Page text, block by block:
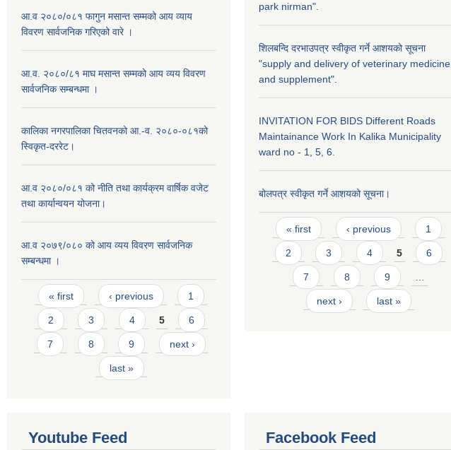
आ.व २०८०/०८१ फागुन मसान्त सम्मको आय व्याय
विवरण सार्वजनिक गरिएको वारे ।
आ.व. २०८०/८१ माघ मसान्त सम्मको आय व्यय विवरण
सार्वजनिक सम्बन्धमा ।
कालिका नगरपालिका चितवनको आ.-व. २०८०-०८१को
स्विकृत-दररेट।
आ.व २०८०/०८१ को नीति तथा कार्यक्रम वार्षिक वजेट
तथा कार्यान्वयन योजना।
आ.व २०७९/०८० को आय व्यय विवरण सार्वजनिक
सम्बन्धमा ।
Pages
« first ‹ previous 1
2 3 4 5 6
7 8 9 next ›
last »
park nirman".
शिलबन्दि दरभाउपत्र स्वीकृत गर्ने आशयको सूचना
"supply and delivery of veterinary medicine
and supplement".
INVITATION FOR BIDS Different Roads
Maintainance Work In Kalika Municipality
ward no - 1, 5, 6.
बोलपत्र स्वीकृत गर्ने आशयको सूचना।
Pages
« first ‹ previous 1
2 3 4 5 6
7 8 9
next › last »
Youtube Feed Facebook Feed